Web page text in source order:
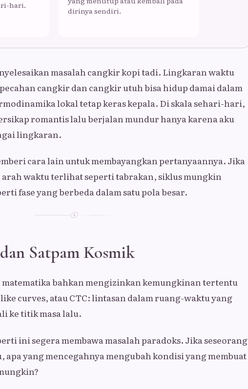
hari.
dirinya sendiri.
masalah cangkir kopi tadi. Lingkaran waktu
cangkir dan cangkir utuh bisa hidup damai dalam
lokal tetap keras kepala. Di skala sehari-hari,
romantis lalu berjalan mundur hanya karena aku
lingkaran.
cara lain untuk membayangkan pertanyaannya. Jika
arah waktu terlihat seperti tabrakan, siklus mungkin
fase yang berbeda dalam satu pola besar.
Satpam Kosmik
bahkan mengizinkan kemungkinan tertentu
curves, atau CTC: lintasan dalam ruang-waktu yang
ke titik masa lalu.
ini segera membawa masalah paradoks. Jika seseorang
apa yang mencegahnya mengubah kondisi yang membuat